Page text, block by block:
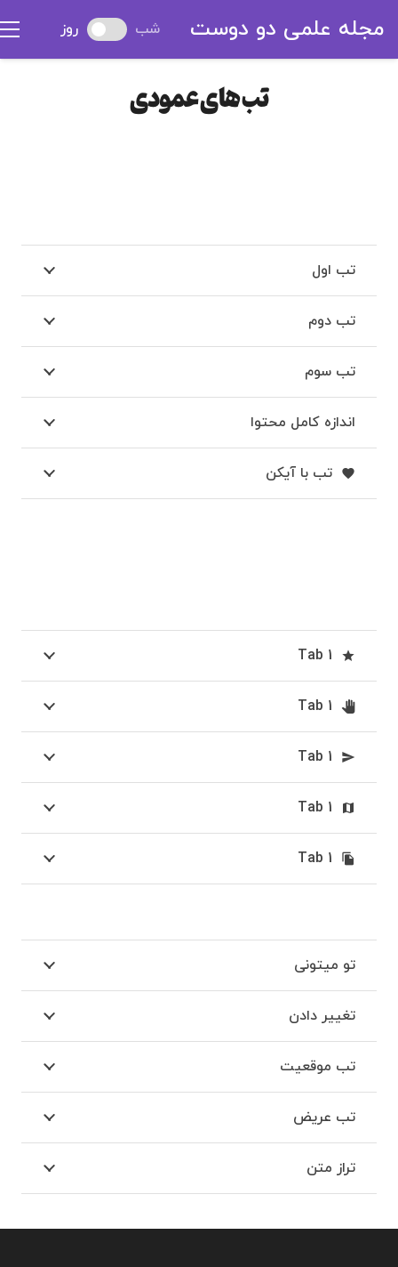
مجله علمی دو دوست روز شب
تب های عمودی
تب اول
تب دوم
تب سوم
اندازه کامل محتوا
favorite تب با آیکن
star
Tab 1
pan_tool
Tab 1
send
Tab 1
map
Tab 1
file_copy
Tab 1
تو میتونی
تغییر دادن
تب موقعیت
تب عریض
تراز متن